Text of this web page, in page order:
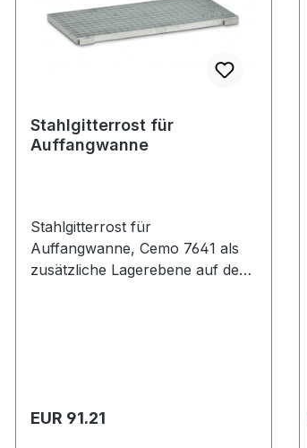
Stahlgitterrost für
Auffangwanne
Stahlgitterrost für
Auffangwanne, Cemo 7641 als
zusätzliche Lagerebene auf der
Regulärer Preis:
EUR 91.21